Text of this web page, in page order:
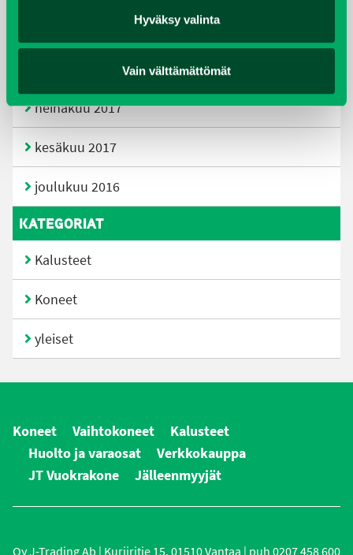
Hyväksy valinta
Vain välttämättömät
heinäkuu 2017
kesäkuu 2017
joulukuu 2016
KATEGORIAT
Kalusteet
Koneet
yleiset
Koneet Vaihtokoneet
Kalusteet
Huolto ja varaosat
Verkkokauppa
JT Vuokrakone
Jälleenmyyjät
Oy J-Trading Ab | Kuriiritie 15, 01510 Vantaa | puh 0207 458 600